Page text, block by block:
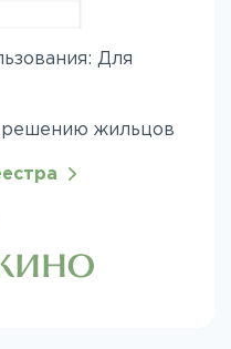
Для
жильцов